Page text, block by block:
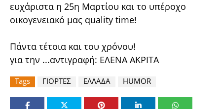
ευχάριστα η 25η Μαρτίου και το υπέροχο
οικογενειακό μας quality time!
Πάντα τέτοια και του χρόνου!
για την ...αντιγραφή: ΕΛΕΝΑ ΑΚΡΙΤΑ
Tags ΓΙΟΡΤΕΣ ΕΛΛΑΔΑ HUMOR